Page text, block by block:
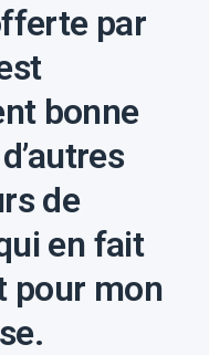
par
bonne
de
en fait
pour mon